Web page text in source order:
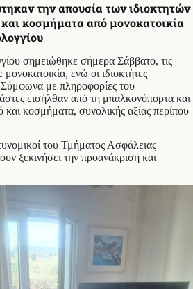
την απουσία των ιδιοκτητών
κοσμήματα από μονοκατοικία
σημειώθηκε σήμερα Σάββατο, τις
ενώ οι ιδιοκτήτες
Σύμφωνα με πληροφορίες του
εισήλθαν από τη μπαλκονόπορτα και
κοσμήματα, συνολικής αξίας περίπου
του Τμήματος Ασφάλειας
ξεκινήσει την προανάκριση και